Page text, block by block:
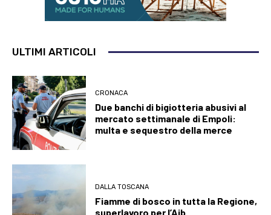
ULTIMI ARTICOLI
CRONACA
Due banchi di bigiotteria abusivi al
mercato settimanale di Empoli:
multa e sequestro della merce
DALLA TOSCANA
Fiamme di bosco in tutta la Regione,
superlavoro per l’Aib